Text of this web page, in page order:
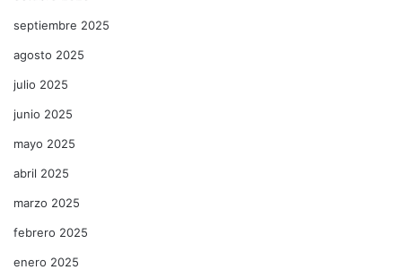
septiembre 2025
agosto 2025
julio 2025
junio 2025
mayo 2025
abril 2025
marzo 2025
febrero 2025
enero 2025